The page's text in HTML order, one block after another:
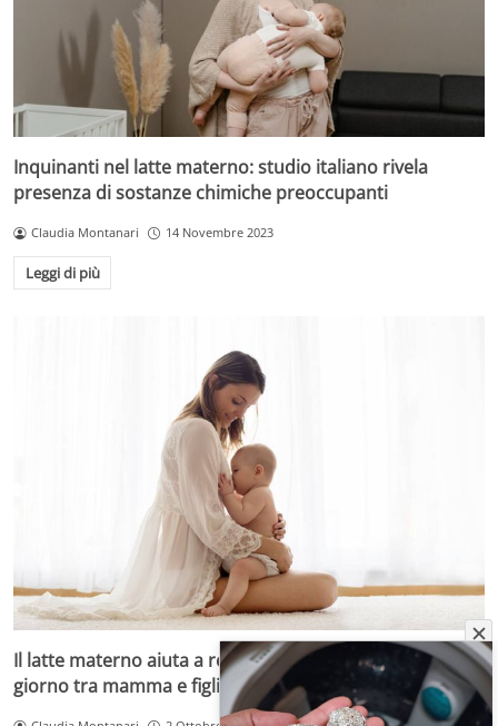
Inquinanti nel latte materno: studio italiano rivela
presenza di sostanze chimiche preoccupanti
Claudia Montanari 14 Novembre 2023
Leggi di più
Il latte materno aiuta a regolare l’alternanza notte-
giorno tra mamma e figlio